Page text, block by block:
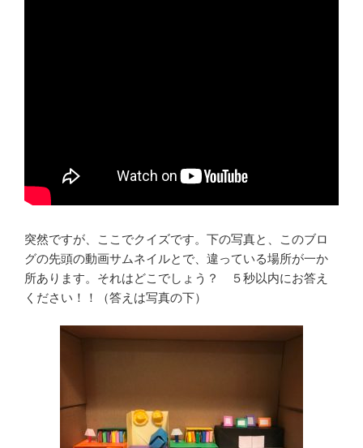
突然ですが、ここでクイズです。下の写真と、このブロ
グの先頭の動画サムネイルとで、違っている場所が一か
所あります。それはどこでしょう？ ５秒以内にお答え
ください！！（答えは写真の下）